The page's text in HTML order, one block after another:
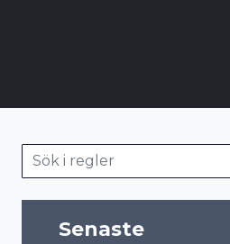
Sök i regler
Senaste